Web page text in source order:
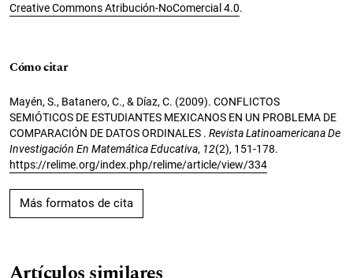
Creative Commons Atribución-NoComercial 4.0.
Cómo citar
Mayén, S., Batanero, C., & Díaz, C. (2009). CONFLICTOS
SEMIÓTICOS DE ESTUDIANTES MEXICANOS EN UN PROBLEMA DE
COMPARACIÓN DE DATOS ORDINALES . Revista Latinoamericana De
Investigación En Matemática Educativa, 12(2), 151-178.
https://relime.org/index.php/relime/article/view/334
Más formatos de cita